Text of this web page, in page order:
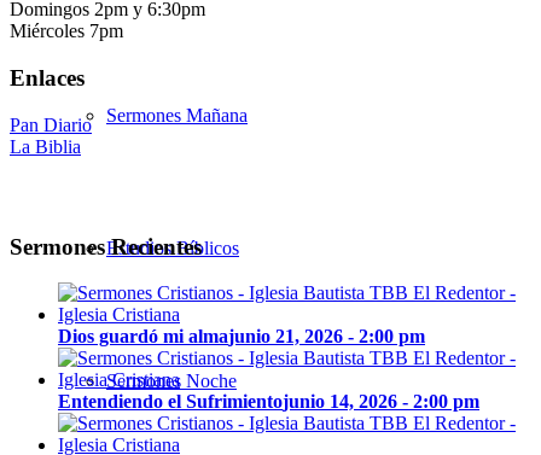
Sermones Mañana
Estudios Bíblicos
Sermones Noche
Domingos 2pm y 6:30pm
Miércoles 7pm
Enlaces
Pan Diario
La Biblia
Sermones Recientes
Dios guardó mi almajunio 21, 2026 - 2:00 pm
Entendiendo el Sufrimientojunio 14, 2026 - 2:00 pm